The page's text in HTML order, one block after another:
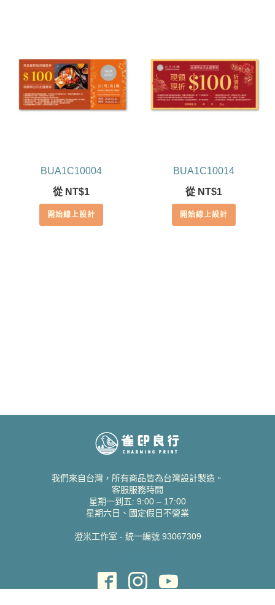
BUA1C10004
從 NT$1
開始線上設計
BUA1C10014
從 NT$1
開始線上設計
我們來自台灣，所有商品皆為台灣設計製造。
客服服務時間
星期一到五: 9:00 – 17:00
星期六日、國定假日不營業
澄米工作室 - 統一編號 93067309